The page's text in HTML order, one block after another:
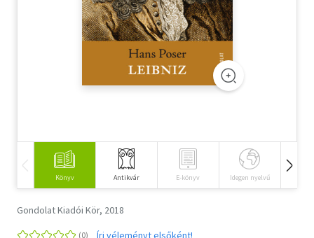
Szótár, nyelvkönyv
Tankönyv, segédkönyv
Könyv Antikvár E-könyv Idegen nyelvű
Gondolat Kiadói Kör, 2018
Írj véleményt elsőként!